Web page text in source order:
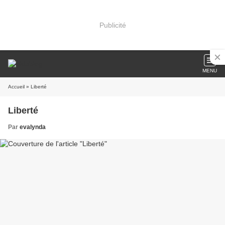
Publicité
MENU
Accueil » Liberté
Liberté
Par evalynda